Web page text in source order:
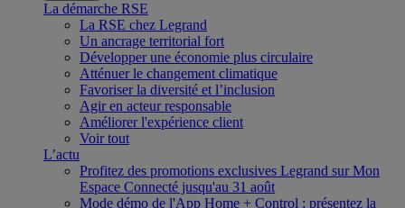
La démarche RSE
La RSE chez Legrand
Un ancrage territorial fort
Développer une économie plus circulaire
Atténuer le changement climatique
Favoriser la diversité et l’inclusion
Agir en acteur responsable
Améliorer l'expérience client
Voir tout
L’actu
Profitez des promotions exclusives Legrand sur Mon
Espace Connecté jusqu'au 31 août
Mode démo de l'App Home + Control : présentez la